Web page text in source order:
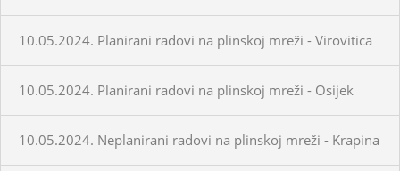
10.05.2024. Planirani radovi na plinskoj mreži - Virovitica
10.05.2024. Planirani radovi na plinskoj mreži - Osijek
10.05.2024. Neplanirani radovi na plinskoj mreži - Krapina